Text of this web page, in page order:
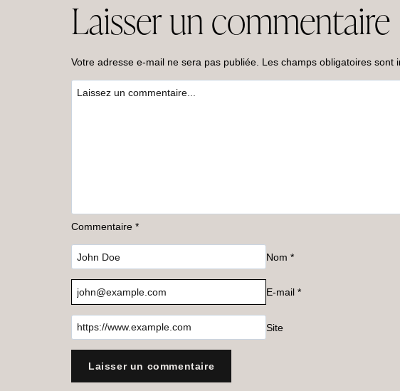
Laisser un commentaire
Votre adresse e-mail ne sera pas publiée. Les champs obligatoires sont
Commentaire *
Nom *
E-mail *
Site